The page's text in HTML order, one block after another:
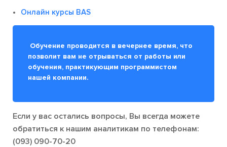
Онлайн курсы BAS
Обучение проводится в вечернее время, что
позволит вам не отрываться от работы или
обучения, практикующим программистом
нашей компании.
Если у вас остались вопросы, Вы всегда можете
обратиться к нашим аналитикам по телефонам:
(093) 090-70-20